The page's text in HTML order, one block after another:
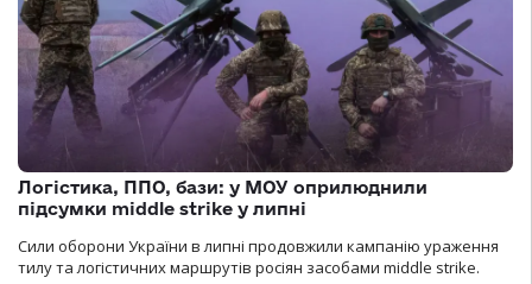
Логістика, ППО, бази: у МОУ оприлюднили
підсумки middle strike у липні
Сили оборони України в липні продовжили кампанію ураження
тилу та логістичних маршрутів росіян засобами middle strike.